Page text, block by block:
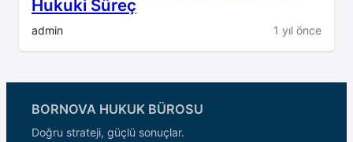
Hukuki Süreç
admin 1 yıl önce
BORNOVA HUKUK BÜROSU
Doğru strateji, güçlü sonuçlar.